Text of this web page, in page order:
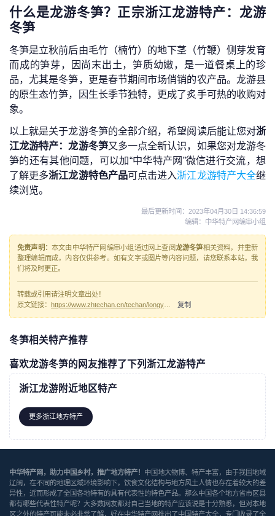
什么是龙游冬笋？正宗浙江龙游特产：龙游
冬笋
冬笋是立秋前后由毛竹（楠竹）的地下茎（竹鞭）侧芽发育
而成的笋芽，因尚末出土，笋质幼嫩，是一道餐桌上的珍
品，尤其是冬笋，更是春节期间市场俏销的农产品。龙游县
的原生态竹笋，因生长季节独特，更成了炙手可热的收购对
象。
以上就是关于龙游冬笋的全部介绍，希望阅读后能让您对浙
江龙游特产：龙游冬笋又多一点全新认识，如果您对龙游冬
笋的还有其他问题，可以加“中华特产网”微信进行交流，想
了解更多浙江龙游特色产品可点击进入浙江龙游特产大全继
续浏览。
最后更新时间： 2023年04月30日 14:36:59
编辑：中华特产网编审小组
免责声明：本文由中华特产网编审小组通过网上查阅龙游冬笋相关资料，并重新
整理编辑而成，内容仅供参考。如有文字或图片等内容问题，请您联系本站，我
们将及时更正。
转载或引用请注明文章出处！
原文链接：
复制
冬笋相关特产推荐
喜欢龙游冬笋的网友推荐了下列浙江龙游特产
浙江龙游附近地区特产
更多浙江地方特产
中华特产网，助力中国乡村，推广地方特产！ 中国地大物博、特产丰富，由于我国地域
辽阔，在不同的地理区域环境影响下，饮食文化结构与地方风土人情也存在着较大的差
异性，近而形成了全国各地特有的具有代表性的特色产品。那么中国各个地方省市区县
都有哪些代表性特产呢？大多数网友都对自己当地的特产应该说是十分熟悉，但对本地
区之外的特产可能未必非常了解，好在中华特产网推出了中国特产大全，专门收录了全